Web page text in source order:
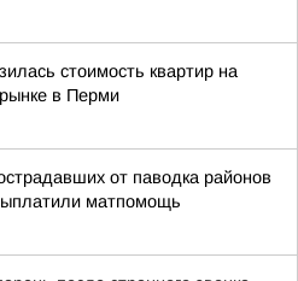
стоимость квартир на
в Перми
от паводка районов
матпомощь